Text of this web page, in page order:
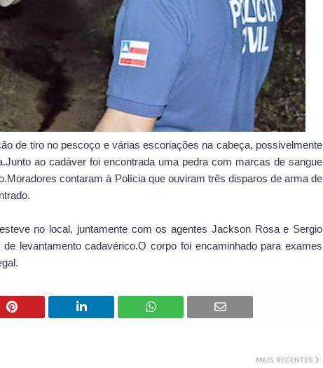
de tiro no pescoço e várias escoriações na cabeça, possivelmente
ao cadáver foi encontrada uma pedra com marcas de sangue
contaram à Polícia que ouviram três disparos de arma de
no local, juntamente com os agentes Jackson Rosa e Sergio
levantamento cadavérico.O corpo foi encaminhado para exames
MAIS RECENTES